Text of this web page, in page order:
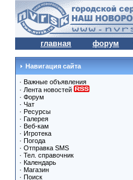
главная форум
Навигация сайта
· Важные объявления
· Лента новостей
· Форум
· Чат
· Ресурсы
· Галерея
· Веб-кам
· Игротека
· Погода
· Отправка SMS
· Тел. справочник
· Календарь
· Магазин
· Поиск